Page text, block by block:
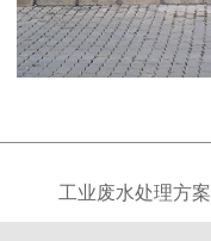
工业废水处理方案